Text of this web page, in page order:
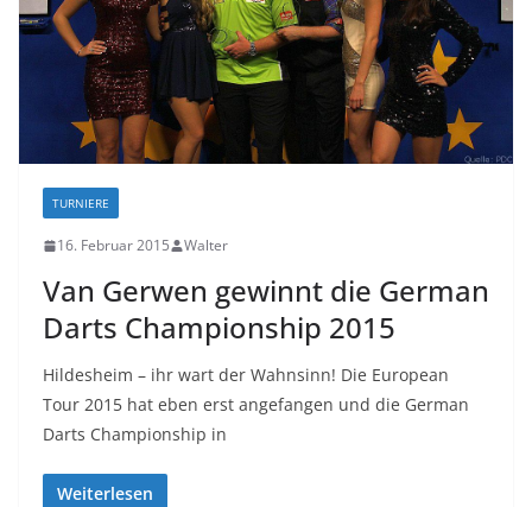
TURNIERE
16. Februar 2015 Walter
Van Gerwen gewinnt die German
Darts Championship 2015
Hildesheim – ihr wart der Wahnsinn! Die European
Tour 2015 hat eben erst angefangen und die German
Darts Championship in
Weiterlesen